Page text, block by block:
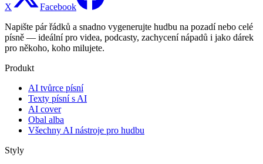
X
Facebook
Napište pár řádků a snadno vygenerujte hudbu na pozadí nebo celé
písně — ideální pro videa, podcasty, zachycení nápadů i jako dárek
pro někoho, koho milujete.
Produkt
AI tvůrce písní
Texty písní s AI
AI cover
Obal alba
Všechny AI nástroje pro hudbu
Styly